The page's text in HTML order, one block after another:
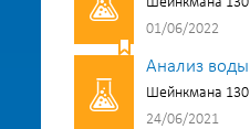
01/06/2022
Анализ воды
Шейнкмана 130
24/06/2021